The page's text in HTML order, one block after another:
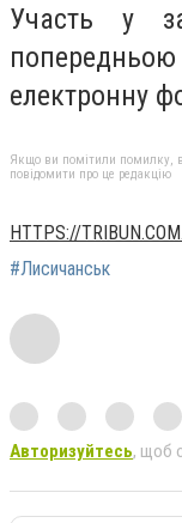
Участь у
електронну
Якщо ви помітили помилку,
повідомити про це редакцію
HTTPS://
#Лисичанськ
Авторизуйтесь, щоб